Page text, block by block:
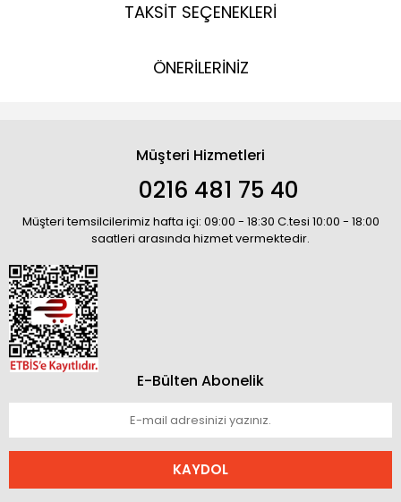
TAKSİT SEÇENEKLERİ
ÖNERİLERİNİZ
Müşteri Hizmetleri
0216 481 75 40
Müşteri temsilcilerimiz hafta içi: 09:00 - 18:30 C.tesi 10:00 - 18:00
saatleri arasında hizmet vermektedir.
E-Bülten Abonelik
KAYDOL